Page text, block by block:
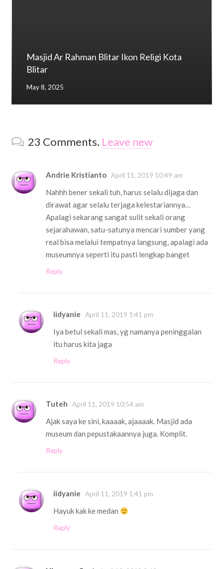
Masjid Ar Rahman Blitar Ikon Religi Kota
Blitar
May 8, 2025
23 Comments. Leave new
Andrie Kristianto April 11, 2019 10:49 am
Nahhh bener sekali tuh, harus selalu dijaga dan
dirawat agar selalu terjaga kelestariannya…
Apalagi sekarang sangat sulit sekali orang
sejarahawan, satu-satunya mencari sumber yang
real bisa melalui tempatnya langsung, apalagi ada
museumnya seperti itu pasti lengkap banget
Reply
iidyanie April 11, 2019 1:41 pm
Iya betul sekali mas, yg namanya peninggalan
itu harus kita jaga
Reply
Tuteh April 11, 2019 10:54 am
Ajak saya ke sini, kaaaak, ajaaaak. Masjid ada
museum dan pepustakaannya juga. Komplit.
Reply
iidyanie April 11, 2019 1:41 pm
Hayuk kak ke medan
Reply